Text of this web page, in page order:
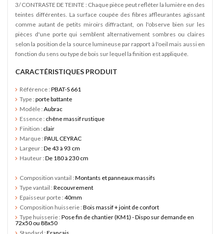
3/ CONTRASTE DE TEINTE : Chaque pièce peut refléter la lumière en des
teintes différentes. La surface coupée des fibres affleurantes agissant
comme autant de petits miroirs diffractant, on l'observe bien sur les
pièces d'une porte qui semblent alternativement sombres ou claires
selon la position de la source lumineuse par rapport à l'oeil mais aussi en
fonction du sens ou type de bois sur lequel la finition est appliquée.
CARACTÉRISTIQUES PRODUIT
Référence : PBAT-S 661
Type : porte battante
Modèle : Aubrac
Essence : chêne massif rustique
Finition : clair
Marque : PAUL CEYRAC
Largeur : De 43 à 93 cm
Hauteur : De 180 à 230 cm
Composition vantail : Montants et panneaux massifs
Type vantail : Recouvrement
Epaisseur porte : 40mm
Composition huisserie : Bois massif + joint de confort
Type huisserie : Pose fin de chantier (KM1) - Dispo sur demande en
72x50 ou 88x50
-